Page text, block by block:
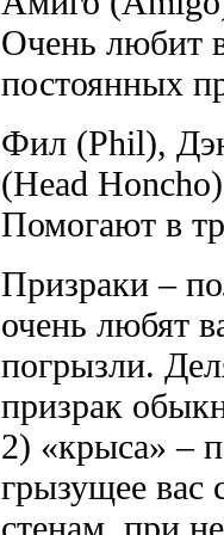
Очень любит
постоянных
Фил (Phil),
(Head
Помогают в
Призраки –
очень любят
погрызли.
призрак
2) «крыса» –
грызущее вас
стенам, при